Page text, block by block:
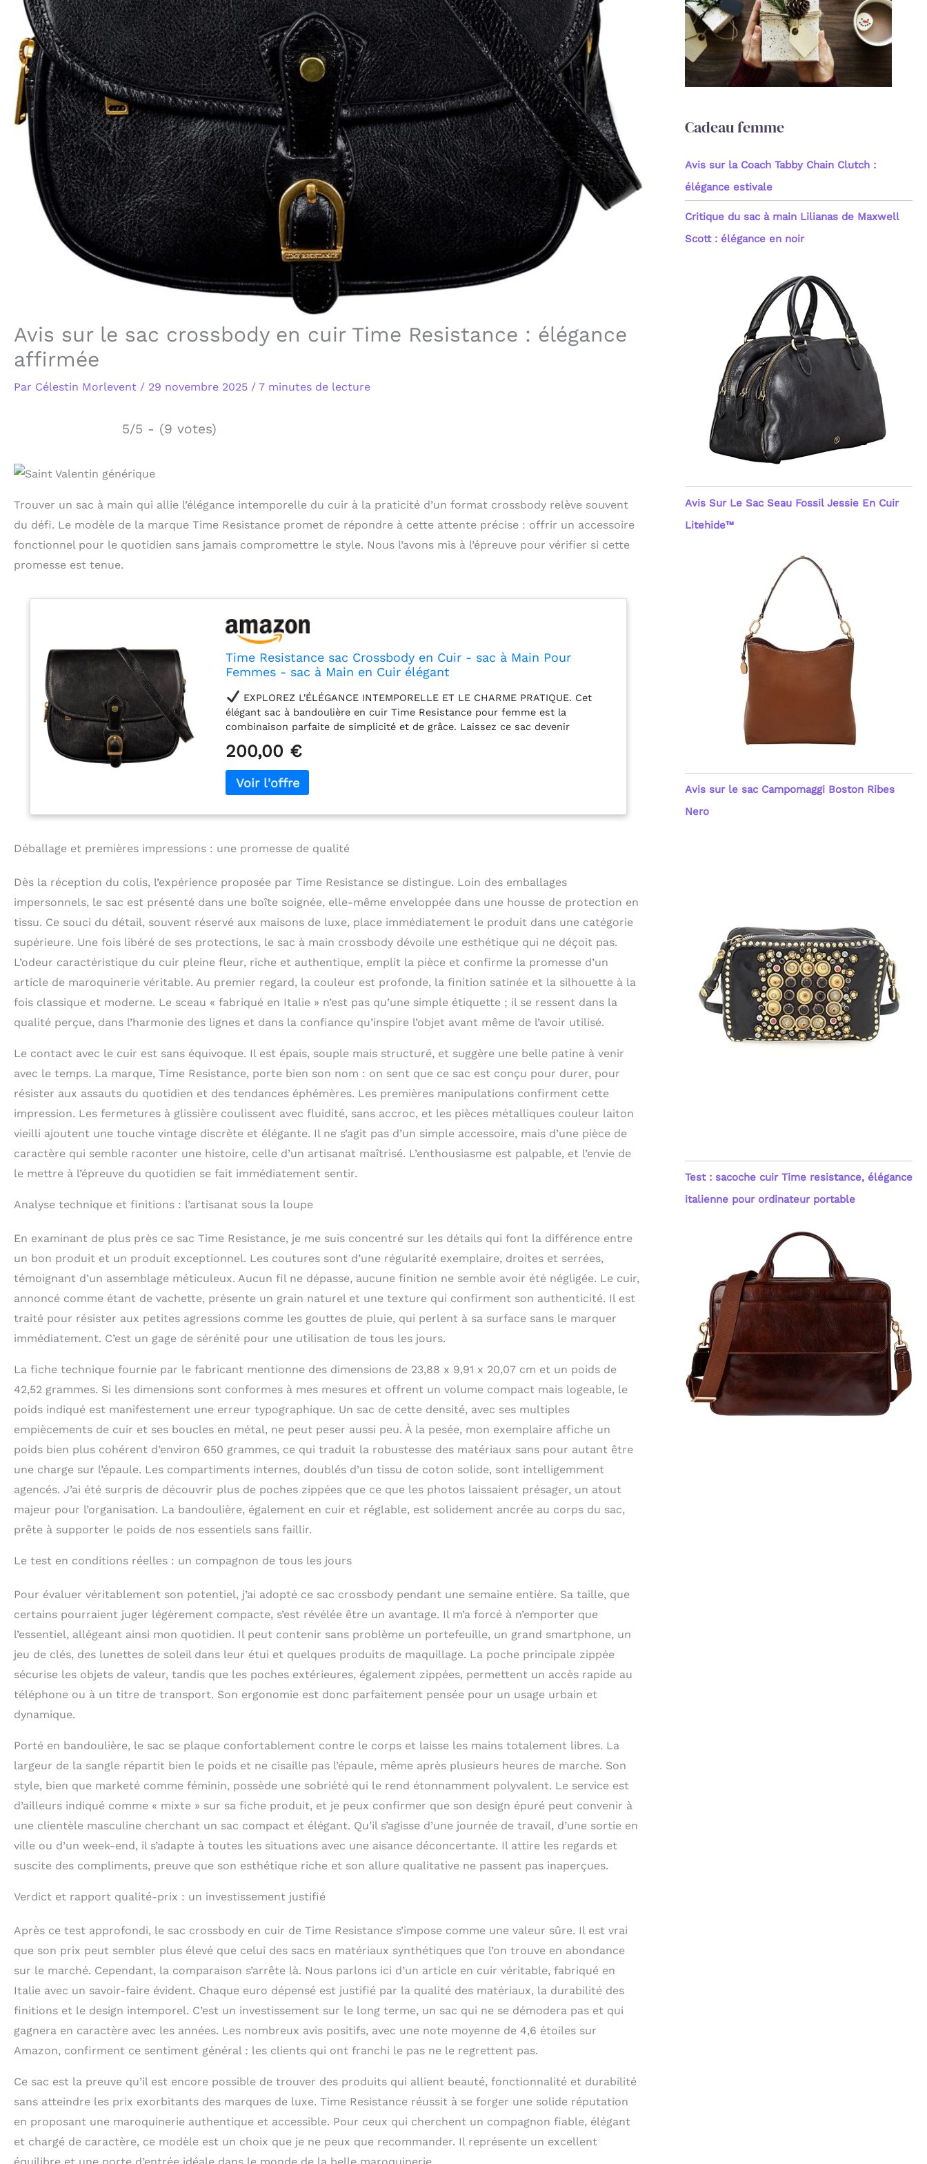
Avis sur le sac crossbody en cuir Time Resistance : élégance
affirmée
Par Célestin Morlevent / 29 novembre 2025 / 7 minutes de lecture
5/5 - (9 votes)
Trouver un sac à main qui allie l’élégance intemporelle du cuir à la praticité d’un format crossbody relève souvent
du défi. Le modèle de la marque Time Resistance promet de répondre à cette attente précise : offrir un accessoire
fonctionnel pour le quotidien sans jamais compromettre le style. Nous l’avons mis à l’épreuve pour vérifier si cette
promesse est tenue.
Time Resistance sac Crossbody en Cuir - sac à Main Pour
Femmes - sac à Main en Cuir élégant
EXPLOREZ L'ÉLÉGANCE INTEMPORELLE ET LE CHARME PRATIQUE. Cet
élégant sac à bandoulière en cuir Time Resistance pour femme est la
combinaison parfaite de simplicité et de grâce. Laissez ce sac devenir
un mot.
CONFORTABLE ET POLYVALENT - le sac à main est doté d'une
bandoulière réglable en longueur. DIMENSIONS : Longueur : 24 cm, Largeur : 10
cm, Hauteur : 20 cm, Poids : 0,6 kg.
génération en génération. Quincaillerie en laiton, doublure ripstop, fermetures
garantissent la qualité de ce sac en cuir.
conserver un aspect naturel au cuir, laissant à chaque pièce un motif
légèrement différent. Il n’y aura donc qu’un seul sac comme le vôtre dans le
monde.
LA QUALITÉ N'EST PAS UN OBJECTIF, C'EST UNE PROMESSE –
nos produits que nous vous offrons une GARANTIE de 12 mois. Si vous n'êtes
pas satisfait de votre sac pour quelque raison que ce soit, nous sommes là
pour vous aider à résoudre tout problème et garantir votre bonheur.
200,00 €
Déballage et premières impressions : une promesse de qualité
Dès la réception du colis, l’expérience proposée par Time Resistance se distingue. Loin des emballages
impersonnels, le sac est présenté dans une boîte soignée, elle-même enveloppée dans une housse de protection en
tissu. Ce souci du détail, souvent réservé aux maisons de luxe, place immédiatement le produit dans une catégorie
supérieure. Une fois libéré de ses protections, le sac à main crossbody dévoile une esthétique qui ne déçoit pas.
L’odeur caractéristique du cuir pleine fleur, riche et authentique, emplit la pièce et confirme la promesse d’un
article de maroquinerie véritable. Au premier regard, la couleur est profonde, la finition satinée et la silhouette à la
fois classique et moderne. Le sceau « fabriqué en Italie » n’est pas qu’une simple étiquette ; il se ressent dans la
qualité perçue, dans l’harmonie des lignes et dans la confiance qu’inspire l’objet avant même de l’avoir utilisé.
Le contact avec le cuir est sans équivoque. Il est épais, souple mais structuré, et suggère une belle patine à venir
avec le temps. La marque, Time Resistance, porte bien son nom : on sent que ce sac est conçu pour durer, pour
résister aux assauts du quotidien et des tendances éphémères. Les premières manipulations confirment cette
impression. Les fermetures à glissière coulissent avec fluidité, sans accroc, et les pièces métalliques couleur laiton
vieilli ajoutent une touche vintage discrète et élégante. Il ne s’agit pas d’un simple accessoire, mais d’une pièce de
caractère qui semble raconter une histoire, celle d’un artisanat maîtrisé. L’enthousiasme est palpable, et l’envie de
le mettre à l’épreuve du quotidien se fait immédiatement sentir.
Analyse technique et finitions : l’artisanat sous la loupe
En examinant de plus près ce sac Time Resistance, je me suis concentré sur les détails qui font la différence entre
un bon produit et un produit exceptionnel. Les coutures sont d’une régularité exemplaire, droites et serrées,
témoignant d’un assemblage méticuleux. Aucun fil ne dépasse, aucune finition ne semble avoir été négligée. Le cuir,
annoncé comme étant de vachette, présente un grain naturel et une texture qui confirment son authenticité. Il est
traité pour résister aux petites agressions comme les gouttes de pluie, qui perlent à sa surface sans le marquer
immédiatement. C’est un gage de sérénité pour une utilisation de tous les jours.
La fiche technique fournie par le fabricant mentionne des dimensions de 23,88 x 9,91 x 20,07 cm et un poids de
42,52 grammes. Si les dimensions sont conformes à mes mesures et offrent un volume compact mais logeable, le
poids indiqué est manifestement une erreur typographique. Un sac de cette densité, avec ses multiples
empiècements de cuir et ses boucles en métal, ne peut peser aussi peu. À la pesée, mon exemplaire affiche un
poids bien plus cohérent d’environ 650 grammes, ce qui traduit la robustesse des matériaux sans pour autant être
une charge sur l’épaule. Les compartiments internes, doublés d’un tissu de coton solide, sont intelligemment
agencés. J’ai été surpris de découvrir plus de poches zippées que ce que les photos laissaient présager, un atout
majeur pour l’organisation. La bandoulière, également en cuir et réglable, est solidement ancrée au corps du sac,
prête à supporter le poids de nos essentiels sans faillir.
Le test en conditions réelles : un compagnon de tous les jours
Pour évaluer véritablement son potentiel, j’ai adopté ce sac crossbody pendant une semaine entière. Sa taille, que
certains pourraient juger légèrement compacte, s’est révélée être un avantage. Il m’a forcé à n’emporter que
l’essentiel, allégeant ainsi mon quotidien. Il peut contenir sans problème un portefeuille, un grand smartphone, un
jeu de clés, des lunettes de soleil dans leur étui et quelques produits de maquillage. La poche principale zippée
sécurise les objets de valeur, tandis que les poches extérieures, également zippées, permettent un accès rapide au
téléphone ou à un titre de transport. Son ergonomie est donc parfaitement pensée pour un usage urbain et
dynamique.
Porté en bandoulière, le sac se plaque confortablement contre le corps et laisse les mains totalement libres. La
largeur de la sangle répartit bien le poids et ne cisaille pas l’épaule, même après plusieurs heures de marche. Son
style, bien que marketé comme féminin, possède une sobriété qui le rend étonnamment polyvalent. Le service est
d’ailleurs indiqué comme « mixte » sur sa fiche produit, et je peux confirmer que son design épuré peut convenir à
une clientèle masculine cherchant un sac compact et élégant. Qu’il s’agisse d’une journée de travail, d’une sortie en
ville ou d’un week-end, il s’adapte à toutes les situations avec une aisance déconcertante. Il attire les regards et
suscite des compliments, preuve que son esthétique riche et son allure qualitative ne passent pas inaperçues.
Verdict et rapport qualité-prix : un investissement justifié
Après ce test approfondi, le sac crossbody en cuir de Time Resistance s’impose comme une valeur sûre. Il est vrai
que son prix peut sembler plus élevé que celui des sacs en matériaux synthétiques que l’on trouve en abondance
sur le marché. Cependant, la comparaison s’arrête là. Nous parlons ici d’un article en cuir véritable, fabriqué en
Italie avec un savoir-faire évident. Chaque euro dépensé est justifié par la qualité des matériaux, la durabilité des
finitions et le design intemporel. C’est un investissement sur le long terme, un sac qui ne se démodera pas et qui
gagnera en caractère avec les années. Les nombreux avis positifs, avec une note moyenne de 4,6 étoiles sur
Amazon, confirment ce sentiment général : les clients qui ont franchi le pas ne le regrettent pas.
Ce sac est la preuve qu’il est encore possible de trouver des produits qui allient beauté, fonctionnalité et durabilité
sans atteindre les prix exorbitants des marques de luxe. Time Resistance réussit à se forger une solide réputation
en proposant une maroquinerie authentique et accessible. Pour ceux qui cherchent un compagnon fiable, élégant
et chargé de caractère, ce modèle est un choix que je ne peux que recommander. Il représente un excellent
c
Cadeau femme
Avis sur la Coach Tabby Chain Clutch :
élégance estivale
Critique du sac à main Lilianas de Maxwell
Scott : élégance en noir
Avis Sur Le Sac Seau Fossil Jessie En Cuir
Litehide™
Avis sur le sac Campomaggi Boston Ribes
Nero
Test : sacoche cuir Time resistance, élégance
italienne pour ordinateur portable